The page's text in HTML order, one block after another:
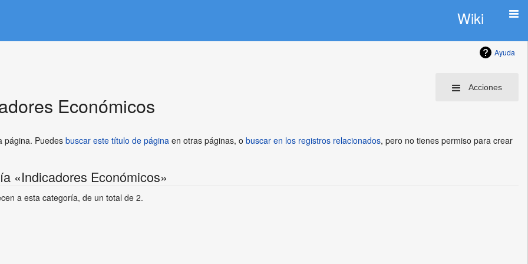
Wiki
Ayuda
Acciones
Económicos
página. Puedesbuscar este título de página en otras páginas, obuscar en los registros relacionados, pero no tienes permiso para crear
«Indicadores Económicos»
a esta categoría, de un total de 2.